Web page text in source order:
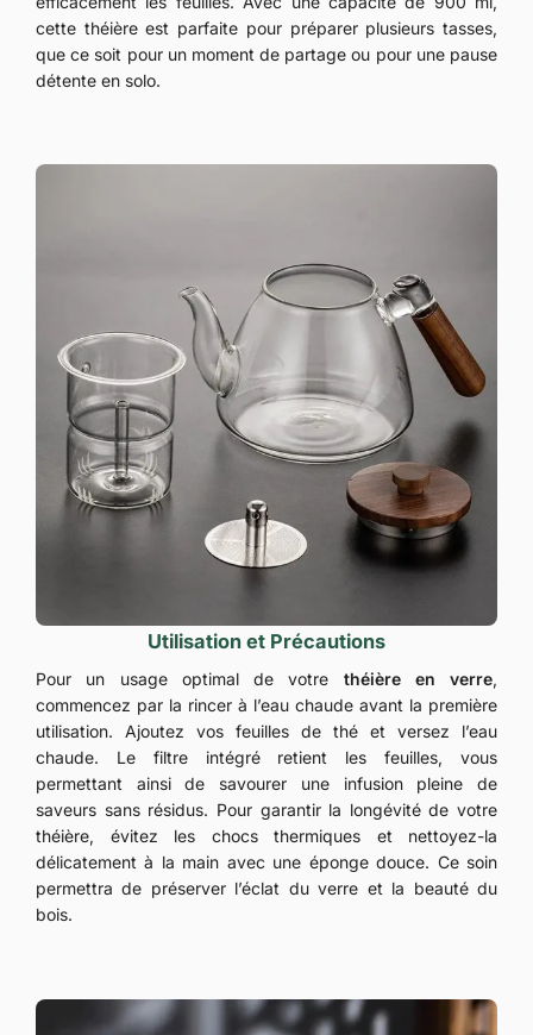
cette théière est parfaite pour préparer plusieurs tasses,
que ce soit pour un moment de partage ou pour une pause
détente en solo.
Utilisation et Précautions
Pour un usage optimal de votre théière en verre,
commencez par la rincer à l’eau chaude avant la première
utilisation. Ajoutez vos feuilles de thé et versez l’eau
chaude. Le filtre intégré retient les feuilles, vous
permettant ainsi de savourer une infusion pleine de
saveurs sans résidus. Pour garantir la longévité de votre
théière, évitez les chocs thermiques et nettoyez-la
délicatement à la main avec une éponge douce. Ce soin
permettra de préserver l’éclat du verre et la beauté du
bois.